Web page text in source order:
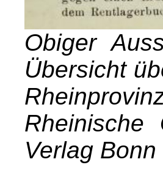
Obiger
Übersicht
Rheinische
Verlag